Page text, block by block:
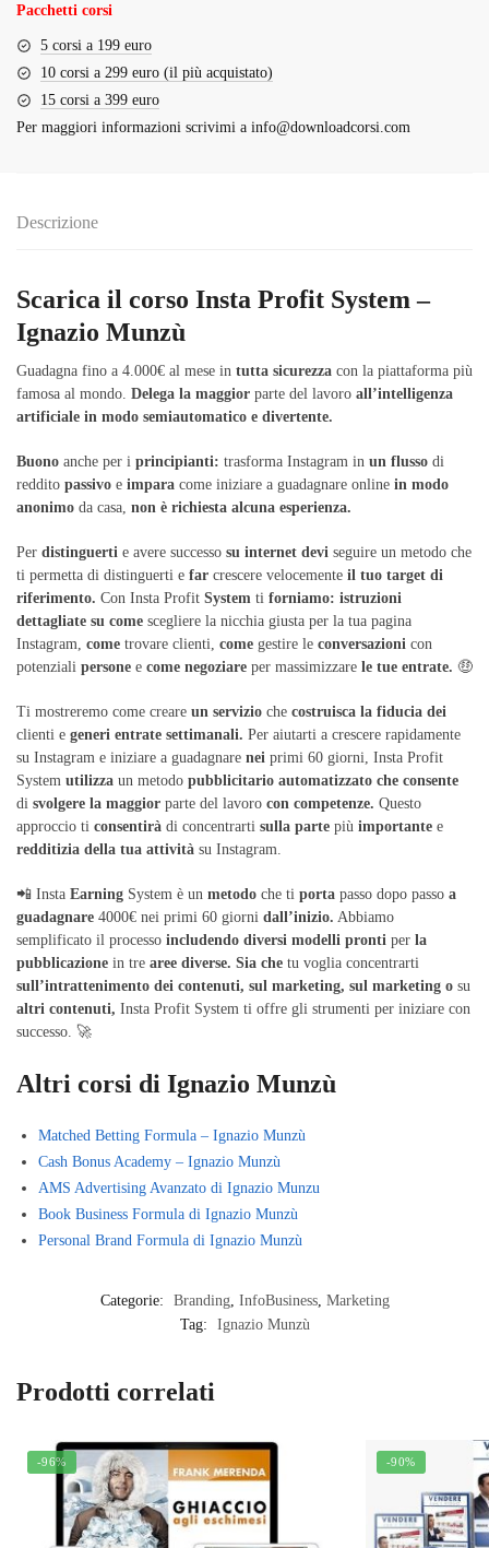
Pacchetti corsi
5 corsi a 199 euro
10 corsi a 299 euro (il più acquistato)
15 corsi a 399 euro
Per maggiori informazioni scrivimi a info@downloadcorsi.com
Descrizione
Scarica il corso Insta Profit System –
Ignazio Munzù
Guadagna fino a 4.000€ al mese in tutta sicurezza con la piattaforma più
famosa al mondo. Delega la maggior parte del lavoro all’intelligenza
artificiale in modo semiautomatico e divertente.
Buono anche per i principianti: trasforma Instagram in un flusso di
reddito passivo e impara come iniziare a guadagnare online in modo
anonimo da casa, non è richiesta alcuna esperienza.
Per distinguerti e avere successo su internet devi seguire un metodo che
ti permetta di distinguerti e far crescere velocemente il tuo target di
riferimento. Con Insta Profit System ti forniamo: istruzioni
dettagliate su come scegliere la nicchia giusta per la tua pagina
Instagram, come trovare clienti, come gestire le conversazioni con
potenziali persone e come negoziare per massimizzare le tue entrate. 🤑
Ti mostreremo come creare un servizio che costruisca la fiducia dei
clienti e generi entrate settimanali. Per aiutarti a crescere rapidamente
su Instagram e iniziare a guadagnare nei primi 60 giorni, Insta Profit
System utilizza un metodo pubblicitario automatizzato che consente
di svolgere la maggior parte del lavoro con competenze. Questo
approccio ti consentirà di concentrarti sulla parte più importante e
redditizia della tua attività su Instagram.
📲 Insta Earning System è un metodo che ti porta passo dopo passo a
guadagnare 4000€ nei primi 60 giorni dall’inizio. Abbiamo
semplificato il processo includendo diversi modelli pronti per la
pubblicazione in tre aree diverse. Sia che tu voglia concentrarti
sull’intrattenimento dei contenuti, sul marketing, sul marketing o su
altri contenuti, Insta Profit System ti offre gli strumenti per iniziare con
successo. 🚀
Altri corsi di Ignazio Munzù
Matched Betting Formula – Ignazio Munzù
Cash Bonus Academy – Ignazio Munzù
AMS Advertising Avanzato di Ignazio Munzu
Book Business Formula di Ignazio Munzù
Personal Brand Formula di Ignazio Munzù
Categorie: Branding, InfoBusiness, Marketing
Tag:
Ignazio Munzù
Prodotti correlati
-96% -90%